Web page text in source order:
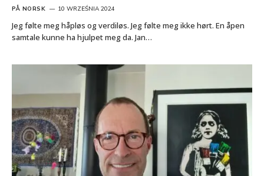
PÅ NORSK 10 WRZEŚNIA 2024
Jeg følte meg håpløs og verdiløs. Jeg følte meg ikke hørt. En åpen
samtale kunne ha hjulpet meg da. Jan…